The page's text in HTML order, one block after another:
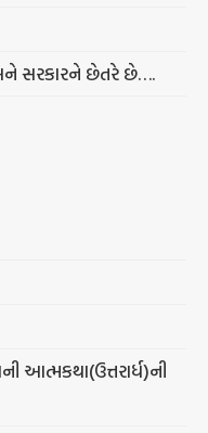
સરકારને છેતરે છે….
આત્મકથા(ઉત્તરાર્ધ)ની